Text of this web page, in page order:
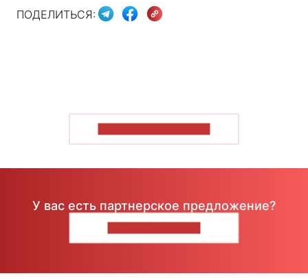
ПОДЕЛИТЬСЯ:
У вас есть партнерское предложение?